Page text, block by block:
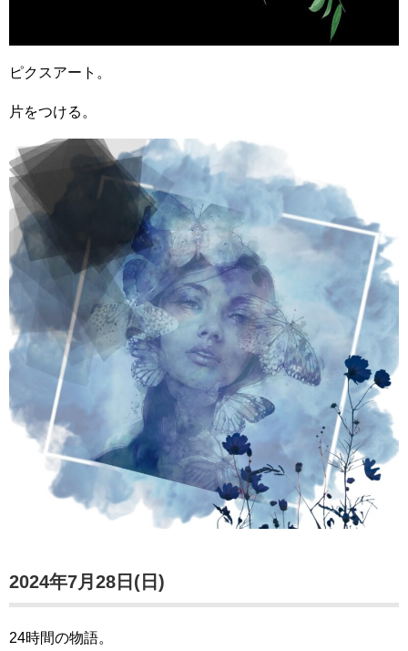
ピクスアート。
片をつける。
2024年7月28日(日)
24時間の物語。